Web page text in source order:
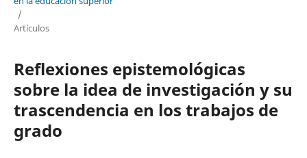
/
Artículos
Reflexiones epistemológicas
sobre la idea de investigación y su
trascendencia en los trabajos de
grado